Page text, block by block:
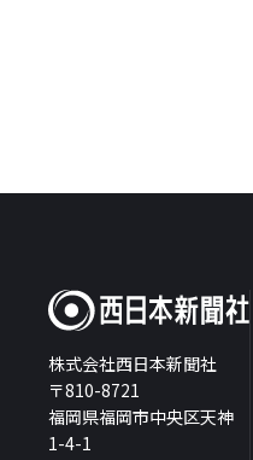
株式会社西日本新聞社
〒810-8721
福岡県福岡市中央区天神
1-4-1